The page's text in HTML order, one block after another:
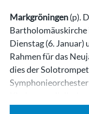
Markgröningen(p).
Dienstag (6. Januar)
Rahmen für das
dies der